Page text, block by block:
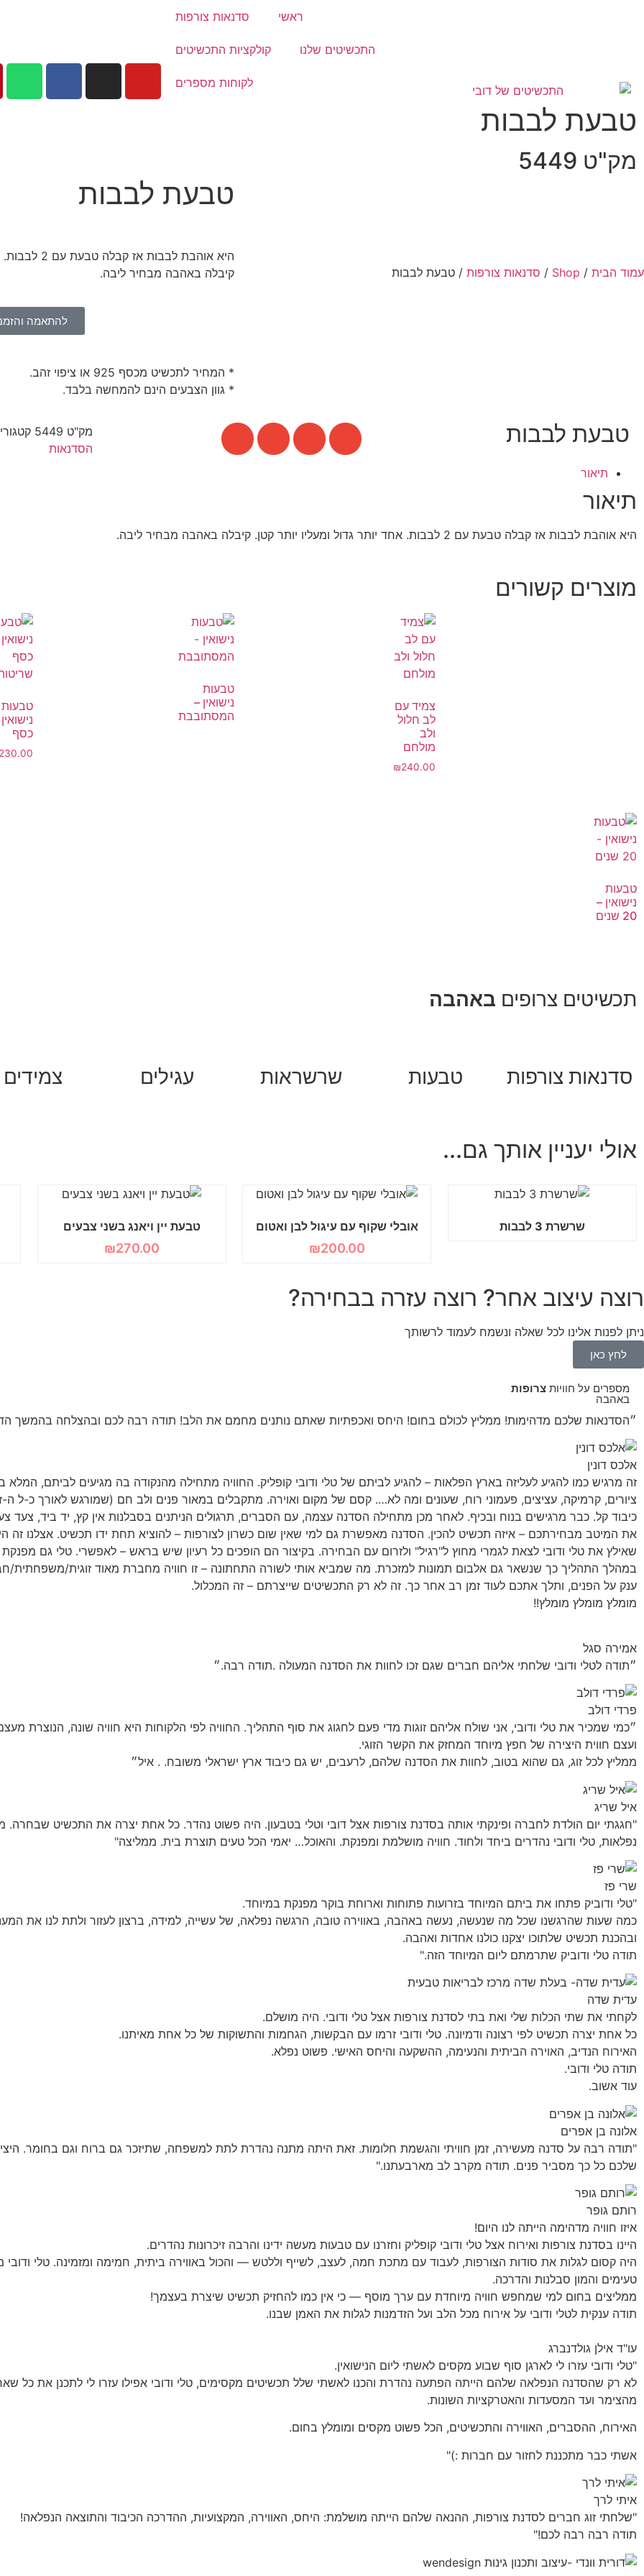
ראשי סדנאות צורפות
התכשיטים שלנו קולקציות התכשיטים
לקוחות מספרים
טבעת לבבות
מק"ט 5449
עמוד הבית /
Shop
/ סדנאות צורפות / טבעת לבבות
טבעת לבבות
היא אוהבת
קיבלה באהבה מבחיר ליבה.
להתאמה
* המחיר לתכשיט מכסף 925 או ציפוי זהב.
* גוון הצבעים הינם להמחשה בלבד.
טבעת לבבות מק"ט 5449
הסדנאות
תיאור
תיאור
היא אוהבת לבבות אז קבלה טבעת עם 2 לבבות. אחד יותר גדול ומעליו יותר קטן. קיבלה באהבה מבחיר ליבה.
מוצרים קשורים
צמיד עם
לב חלול
ולב
מולחם
₪240.00
טבעות
נישואין –
המסתובבת
טבעות
כסף
טבעות
נישואין –
20 שנים
תכשיטים צרופים באהבה
סדנאות צורפות טבעות שרשראות עגילים צמידים
אולי יעניין אותך גם...
טבעת יין ויאנג בשני צבעים
₪270.00
אובלי שקוף עם עיגול לבן ואטום
₪200.00
שרשרת 3 לבבות
רוצה עיצוב אחר? רוצה עזרה בבחירה?
ניתן לפנות אלינו לכל שאלה ונשמח לעמוד לרשותך
לחץ כאן
מספרים על חוויות צרופות
באהבה
״הסדנאות שלכם מדהימות! ממליץ לכולם בחום! היחס ואכפתיות שאתם נותנים מחמם את הלב! תודה רבה לכם ובהצלחה בהמשך
אלכס דונין
זה מרגיש כמו להגיע לעליזה בארץ הפלאות – להגיע לביתם של טלי ודובי קופליק. החוויה מתחילה מהנקודה בה מגיעים לביתם,
ציורים, קרמיקה, עציצים, פעמוני רוח, שעונים ומה לא…. קסם של מקום ואוירה. מתקבלים במאור פנים ולב חם (שמורגש לאורך כ-ל
כיבוד קל. כבר מרגישים בנוח ובכיף. לאחר מכן מתחילה הסדנה עצמה, עם הסברים, תרגולים הניתנים בסבלנות אין קץ, יד ביד, צעד
את המיטב מבחירתכם – איזה תכשיט להכין. הסדנה מאפשרת גם למי שאין שום כשרון לצורפות – להוציא תחת ידו תכשיט. אצלנו זה
שאילץ את טלי ודובי לצאת לגמרי מחוץ ל"רגיל" ולזרום עם הבחירה. בקיצור הם הופכים כל רעיון שיש בראש – לאפשרי. טלי גם מפנקת
במהלך התהליך כך שנשאר גם אלבום תמונות למזכרת. מה שמביא אותי לשורה התחתונה – זו חוויה מחברת מאוד זוגית/משפחתית/
ענק על הפנים, ותלך אתכם לעוד זמן רב אחר כך. זה לא רק התכשיטים שייצרתם – זה המכלול.
מומלץ מומלץ מומלץ!!
אמירה סגל
״תודה לטלי ודובי שלחתי אליהם חברים שגם זכו לחוות את הסדנה המעולה .תודה רבה.״
פרדי דולב
״כמי שמכיר את טלי ודובי, אני שולח אליהם זוגות מדי פעם לחגוג את סוף התהליך. החוויה לפי הלקוחות היא חוויה שונה, הנוצרת
ועצם חווית היצירה של חפץ מיוחד המחזק את הקשר הזוגי.
ממליץ לכל זוג, גם שהוא בטוב, לחוות את הסדנה שלהם, לרעבים, יש גם כיבוד ארץ ישראלי משובח. . איל״
איל שריג
"חגגתי יום הולדת לחברה ופינקתי אותה בסדנת צורפות אצל דובי וטלי בטבעון. היה פשוט נהדר. כל אחת יצרה את התכשיט שבחרה.
נפלאות, טלי ודובי נהדרים ביחד ולחוד. חוויה מושלמת ומפנקת. והאוכל… יאמי הכל טעים תוצרת בית. ממליצה"
שרי פז
"טלי ודוביק פתחו את ביתם המיוחד בזרועות פתוחות וארוחת בוקר מפנקת במיוחד.
כמה שעות שהרגשנו שכל מה שנעשה, נעשה באהבה, באווירה טובה, הרגשה נפלאה, של עשייה, למידה, ברצון לעזור ולתת לנו את המענה
ובהכנת תכשיט שלתוכו יצקנו כולנו אחדות ואהבה.
תודה טלי ודוביק שתרמתם ליום המיוחד הזה."
עדית שדה
לקחתי את שתי הכלות שלי ואת בתי לסדנת צורפות אצל טלי ודובי. היה מושלם.
כל אחת יצרה תכשיט לפי רצונה ודמיונה. טלי ודובי זרמו עם הבקשות, הגחמות והתשוקות של כל אחת מאיתנו.
האירוח הנדיב, האוירה הביתית והנעימה, ההשקעה והיחס האישי. פשוט נפלא.
תודה טלי ודובי.
עוד אשוב.
אלונה בן אפרים
"תודה רבה על סדנה מעשירה, זמן חוויתי והגשמת חלומות. זאת היתה מתנה נהדרת לתת למשפחה, שתיזכר גם ברוח וגם בחומר.
שלכם כל כך מסביר פנים. תודה מקרב לב מארבעתנו."
רותם גופר
איזו חוויה מדהימה הייתה לנו היום!
היינו בסדנת צורפות ואירוח אצל טלי ודובי קופליק וחזרנו עם טבעות מעשה ידינו והרבה זיכרונות נהדרים.
היה קסום לגלות את סודות הצורפות, לעבוד עם מתכת חמה, לעצב, לשייף וללטש — והכול באווירה ביתית, חמימה ומזמינה. טלי
טעימים והמון סבלנות והדרכה.
ממליצים בחום למי שמחפש חוויה מיוחדת עם ערך מוסף — כי אין כמו להחזיק תכשיט שיצרת בעצמך!
תודה ענקית לטלי ודובי על אירוח מכל הלב ועל הזדמנות לגלות את האמן שבנו.
עו"ד אילן גולדנברג
"טלי ודובי עזרו לי לארגן סוף שבוע מקסים לאשתי ליום הנישואין.
לא רק שהסדנה הנפלאה שלהם הייתה הפתעה נהדרת והכנו לאשתי שלל תכשיטים מקסימים, טלי ודובי אפילו עזרו לי לתכנן את כל
מהצימר ועד המסעדות והאטרקציות השונות.
האירוח, ההסברים, האווירה והתכשיטים, הכל פשוט מקסים ומומלץ בחום.
אשתי כבר מתכננת לחזור עם חברות :)"
איתי לרך
"שלחתי זוג חברים לסדנת צורפות, ההנאה שלהם הייתה מושלמת: היחס, האווירה, המקצועיות, ההדרכה הכיבוד והתוצאה הנפלאה!
תודה רבה רבה לכם!"